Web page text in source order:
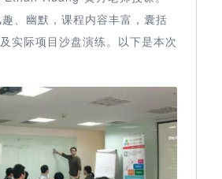
、幽默，课程内容丰富，囊括
实际项目沙盘演练。以下是本次